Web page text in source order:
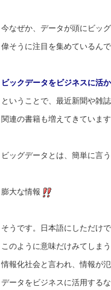
今なぜか、データが頭にビッグ
偉そうに注目を集めているんで
ビックデータをビジネスに活
ということで、最近新聞や雑
関連の書籍も増えてきています
ビッグデータとは、簡単に言う
膨大な情報
そうです。日本語にしただけ
このように意味だけみてしまう
情報化社会と言われ、情報が
データをビジネスに活用するな